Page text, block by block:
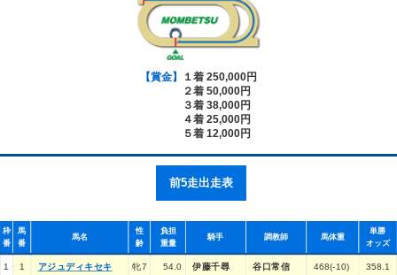
【賞金】
１着 250,000円
２着 50,000円
３着 38,000円
４着 25,000円
５着 12,000円
前5走出走表
枠
番
馬
番
馬名
性
齢
負担
重量
騎手 調教師 馬体重
単勝
オッズ
1 1 アジュディキセキ 牝7 54.0 伊藤千尋 谷口常信 468(-10) 358.1